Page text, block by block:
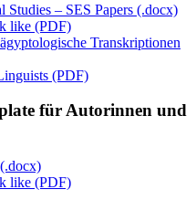
Studies – SES Papers (.docx)
like (PDF)
Transkriptionen
(PDF)
für Autorinnen und
like (PDF)